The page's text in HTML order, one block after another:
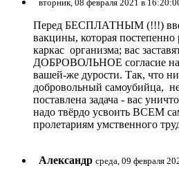
вторник, 08 февраля 2021 в
Перед БЕСПЛАТНЫМ (!!!)
вакцины, которая
каркас организма; вас
ДОБРОВОЛЬНОЕ согласие на
вашей-же дурости. Так, что
добровольный самоубийца,
поставлена задача - вас
надо твёрдо усвоить ВСЕМ
пролетариям умственного
Александр среда, 09 февраля